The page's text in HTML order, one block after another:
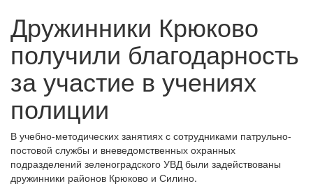
Дружинники Крюково
получили благодарность
за участие в учениях
полиции
В учебно-методических занятиях с сотрудниками патрульно-
постовой службы и вневедомственных охранных
подразделений зеленоградского УВД были задействованы
дружинники районов Крюково и Силино.